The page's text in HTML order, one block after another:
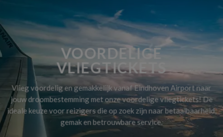
VOORDELIGE
VLIEGTICKETS
Vlieg voordelig en gemakkelijk vanaf Eindhoven Airport naar
jouw droombestemming met onze voordelige vliegtickets! De
ideale keuze voor reizigers die op zoek zijn naar betaalbaarheid,
gemak en betrouwbare service.